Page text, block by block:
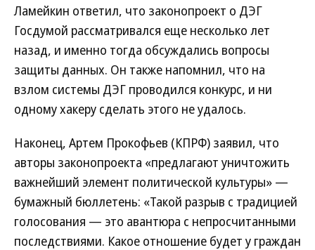
Ламейкин ответил, что законопроект о ДЭГ
Госдумой рассматривался еще несколько лет
назад, и именно тогда обсуждались вопросы
защиты данных. Он также напомнил, что на
взлом системы ДЭГ проводился конкурс, и ни
одному хакеру сделать этого не удалось.
Наконец, Артем Прокофьев (КПРФ) заявил, что
авторы законопроекта «предлагают уничтожить
важнейший элемент политической культуры» —
бумажный бюллетень: «Такой разрыв с традицией
голосования — это авантюра с непросчитанными
последствиями. Какое отношение будет у граждан